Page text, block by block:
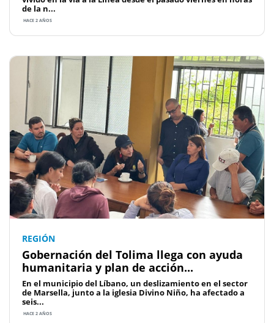
de la n...
HACE 2 AÑOS
REGIÓN
Gobernación del Tolima llega con ayuda
humanitaria y plan de acción...
En el municipio del Líbano, un deslizamiento en el sector
de Marsella, junto a la iglesia Divino Niño, ha afectado a
seis...
HACE 2 AÑOS